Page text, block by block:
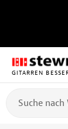
GITARREN